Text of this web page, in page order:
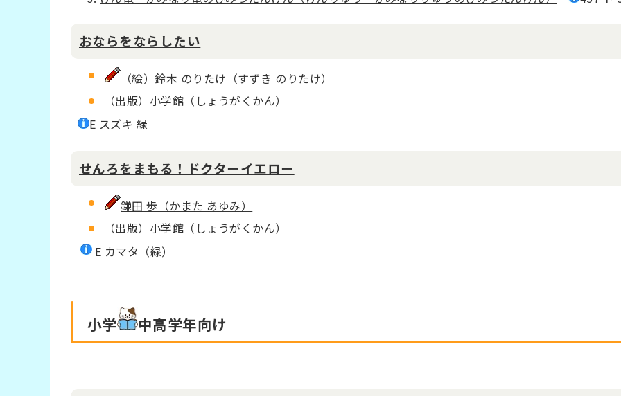
おならをならしたい
（絵） 鈴木 のりたけ（すずき のりたけ）
（出版）小学館（しょうがくかん）
E スズキ 緑
せんろをまもる！ドクターイエロー
鎌田 歩（かまた あゆみ）
（出版）小学館（しょうがくかん）
E カマタ（緑）
小学 中高学年向け